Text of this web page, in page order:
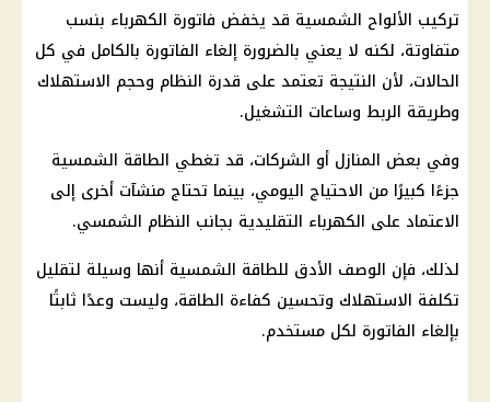
تركيب الألواح الشمسية قد يخفض فاتورة الكهرباء بنسب
متفاوتة، لكنه لا يعني بالضرورة إلغاء الفاتورة بالكامل في كل
الحالات، لأن النتيجة تعتمد على قدرة النظام وحجم الاستهلاك
وطريقة الربط وساعات التشغيل.
وفي بعض المنازل أو الشركات، قد تغطي الطاقة الشمسية
جزءًا كبيرًا من الاحتياج اليومي، بينما تحتاج منشآت أخرى إلى
الاعتماد على الكهرباء التقليدية بجانب النظام الشمسي.
لذلك، فإن الوصف الأدق للطاقة الشمسية أنها وسيلة لتقليل
تكلفة الاستهلاك وتحسين كفاءة الطاقة، وليست وعدًا ثابتًا
بإلغاء الفاتورة لكل مستخدم.